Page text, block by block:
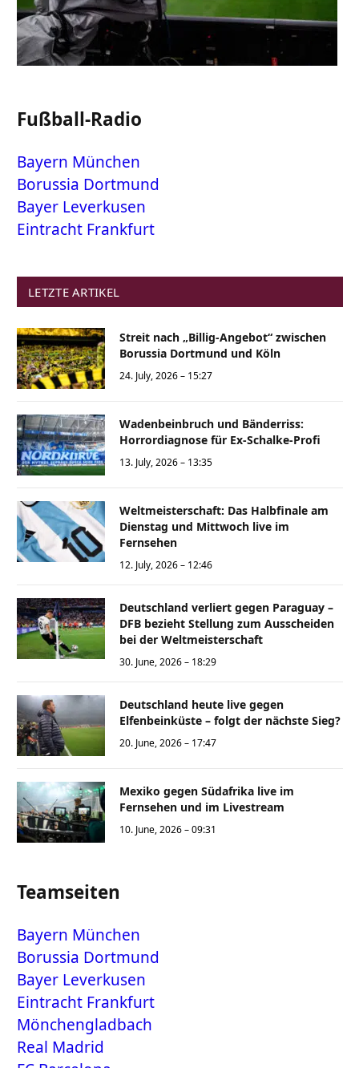
Fußball-Radio
Bayern München
Borussia Dortmund
Bayer Leverkusen
Eintracht Frankfurt
LETZTE ARTIKEL
Streit nach „Billig-Angebot“ zwischen
Borussia Dortmund und Köln
24. July, 2026 – 15:27
Wadenbeinbruch und Bänderriss:
Horrordiagnose für Ex-Schalke-Profi
13. July, 2026 – 13:35
Weltmeisterschaft: Das Halbfinale am
Dienstag und Mittwoch live im
Fernsehen
12. July, 2026 – 12:46
Deutschland verliert gegen Paraguay –
DFB bezieht Stellung zum Ausscheiden
bei der Weltmeisterschaft
30. June, 2026 – 18:29
Deutschland heute live gegen
Elfenbeinküste – folgt der nächste Sieg?
20. June, 2026 – 17:47
Mexiko gegen Südafrika live im
Fernsehen und im Livestream
10. June, 2026 – 09:31
Teamseiten
Bayern München
Borussia Dortmund
Bayer Leverkusen
Eintracht Frankfurt
Mönchengladbach
Real Madrid